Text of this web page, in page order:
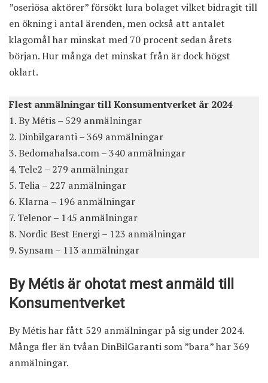
”oseriösa aktörer” försökt lura bolaget vilket bidragit till
en ökning i antal ärenden, men också att antalet
klagomål har minskat med 70 procent sedan årets
början. Hur många det minskat från är dock högst
oklart.
Flest anmälningar till Konsumentverket år 2024
1. By Métis – 529 anmälningar
2. Dinbilgaranti – 369 anmälningar
3. Bedomahalsa.com – 340 anmälningar
4. Tele2 – 279 anmälningar
5. Telia – 227 anmälningar
6. Klarna – 196 anmälningar
7. Telenor – 145 anmälningar
8. Nordic Best Energi – 123 anmälningar
9. Synsam – 113 anmälningar
By Métis är ohotat mest anmäld till
Konsumentverket
By Métis har fått 529 anmälningar på sig under 2024.
Många fler än tvåan DinBilGaranti som ”bara” har 369
anmälningar.